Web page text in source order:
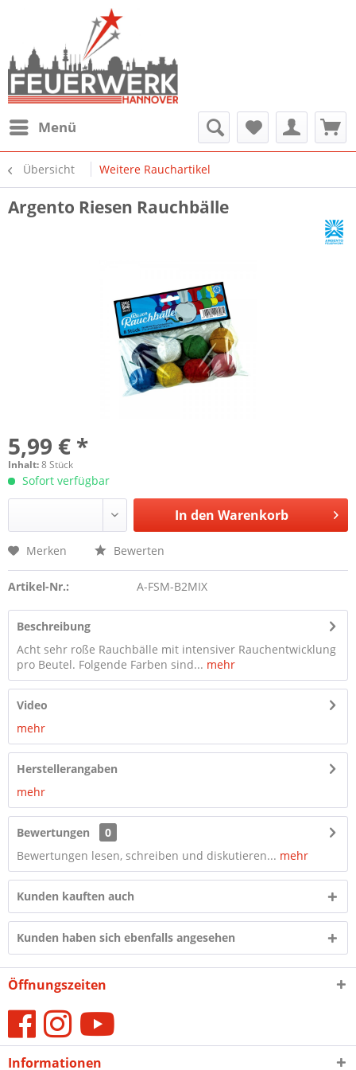
Menü
Übersicht Weitere Rauchartikel
Argento Riesen Rauchbälle
5,99 € *
Inhalt:8 Stück
Sofort verfügbar
In den Warenkorb
Merken Bewerten
Artikel-Nr.: A-FSM-B2MIX
Beschreibung
Acht sehr roße Rauchbälle mit intensiver Rauchentwicklung
pro Beutel. Folgende Farben sind... mehr
Video
mehr
Herstellerangaben
mehr
Bewertungen
0
Bewertungen lesen, schreiben und diskutieren... mehr
Kunden kauften auch
Kunden haben sich ebenfalls angesehen
Öffnungszeiten
Informationen